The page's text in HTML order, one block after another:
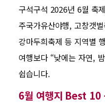
구석구석 2026년 6월 축
주국가유산야행, 고창갯
강마두희축제 등 지역별
여행보다 “낮에는 자연,
쉽습니다.
6월 여행지 Best 10